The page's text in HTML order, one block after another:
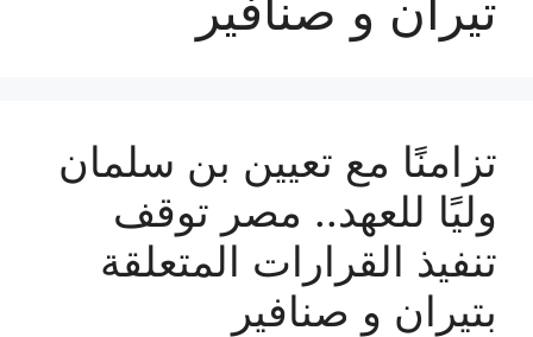
تزامنًا مع تعيين بن سلمان
وليًا للعهد.. مصر توقف
تنفيذ القرارات المتعلقة
بتيران و صنافير